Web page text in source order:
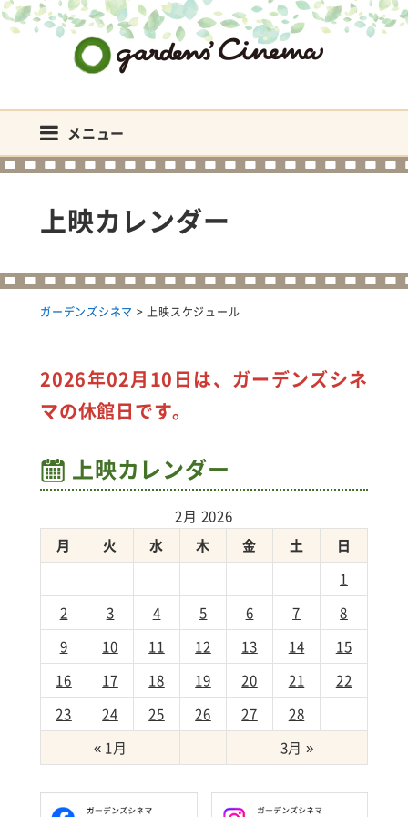
メニュー
上映カレンダー
ガーデンズシネマ >上映スケジュール
2026年02月10日は、ガーデンズシネ
マの休館日です。
上映カレンダー
2月 2026
月
火 水 木 金 土
日
1
2
3 4 5 6 7
8
9
10 11 12 13 14
15
16
17 18 19 20 21
22
23
24 25 26 27
28
« 1月
3月 »